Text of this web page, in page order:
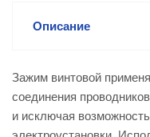
Описание
Зажим винтовой
соединения
и исключая